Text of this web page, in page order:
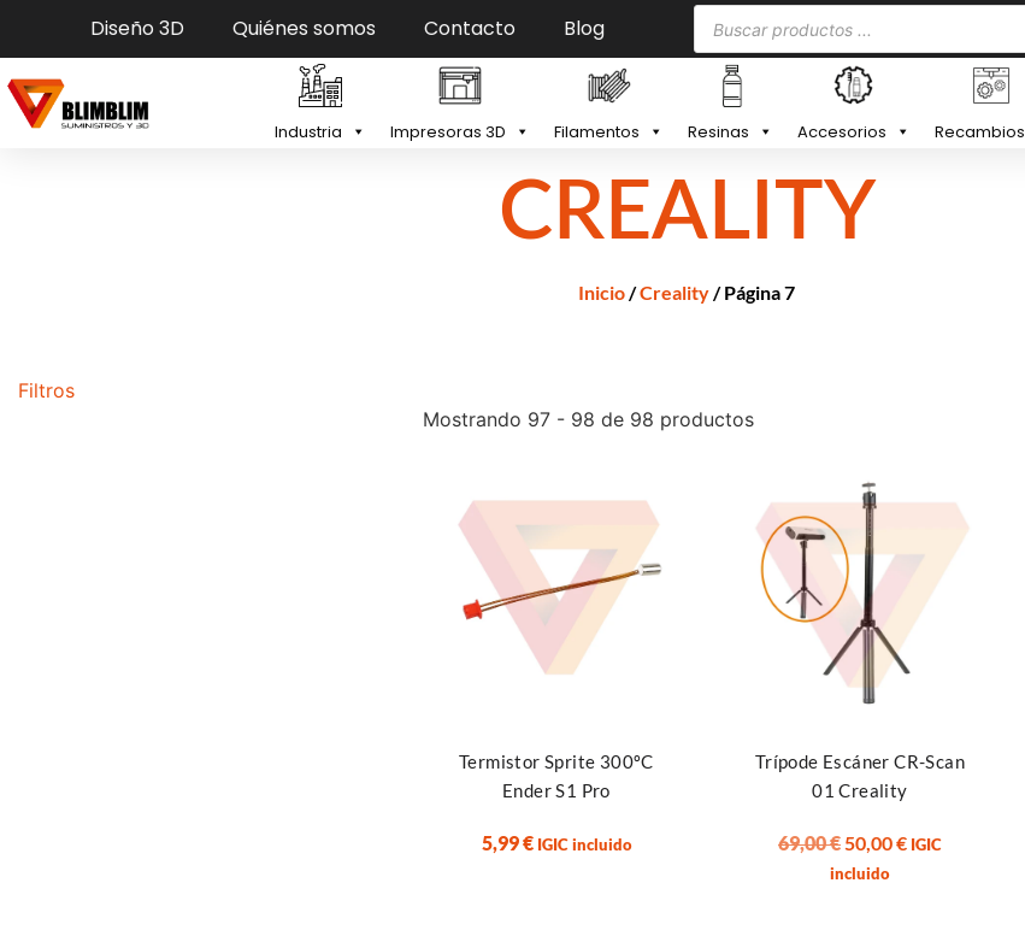
Diseño 3D Quiénes somos Contacto Blog
Industria Impresoras 3D Filamentos Resinas Accesorios Recambios
CREALITY
Inicio/Creality/ Página 7
Filtros
Mostrando 97 - 98 de 98 productos
Termistor Sprite 300ºC
Ender S1 Pro
5,99€ IGIC incluido
Trípode Escáner CR-Scan
01 Creality
69,00€50,00€ IGIC
incluido